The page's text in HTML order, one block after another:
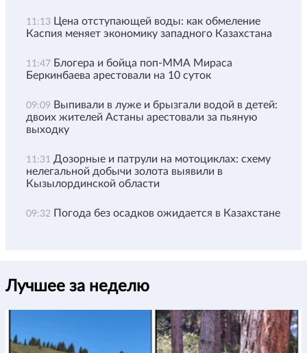
11:13 Цена отступающей воды: как обмеление
Каспия меняет экономику западного Казахстана
11:47 Блогера и бойца поп-ММА Мираса
Беркинбаева арестовали на 10 суток
09:09 Выпивали в луже и брызгали водой в детей:
двоих жителей Астаны арестовали за пьяную
выходку
11:31 Дозорные и патрули на мотоциклах: схему
нелегальной добычи золота выявили в
Кызылординской области
09:32 Погода без осадков ожидается в Казахстане
Лучшее за неделю